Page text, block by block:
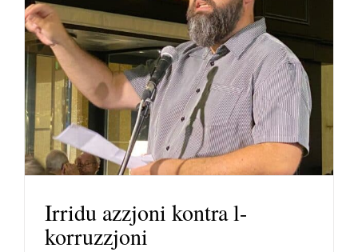
Irridu azzjoni kontra l-
korruzzjoni